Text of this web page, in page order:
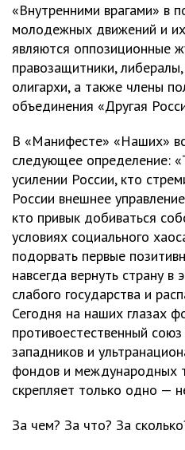
«Внутренними врагами» в
молодежных движений и
являются оппозиционные
правозащитники,
олигархи, а также члены
объединения «Другая
В «Манифесте» «Наших»
следующее определение:
усилении России, кто
России внешнее
кто привык добиваться
условиях социального
подорвать первые
навсегда вернуть страну в
слабого государства и
Сегодня на наших глазах
противоестественный
западников и
фондов и международных
скрепляет только одно —
За чем? За что? За